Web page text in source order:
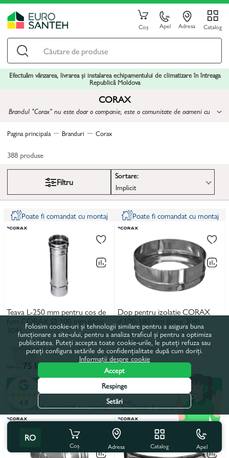
Coș Apel Adresa Catalog
Efectuăm vânzarea, livrarea și instalarea echipamentului de climatizare în întreaga
Republică Moldova
CORAX
Brandul "Corax" nu este doar o companie, este o comunitate de oameni cu
Pagina principala Branduri Corax
388 produse
Filtru
Sortare:
Implicit
Poate fi comandat cu montaj
Teava L-250 mm pentru cos de
fum CORAX Ø 100 mm (inox
304)
Grosime metal, mm 0,5
75 lei
Poate fi comandat cu montaj
Dop pentru izolatie CORAX
d.100-180 mm (inox 304)
Diametru extern, mm 180
Grosime metal, mm 0,5
90 lei 80 lei
Poate fi comandat cu montaj Poate fi comandat cu montaj
RO
Coș Adresa Catalog Apel
4.8
Folosim cookie-uri și tehnologii similare pentru a asigura buna
funcționare a site-ului, pentru a analiza traficul și pentru a optimiza
publicitatea. Puteți accepta toate cookie-urile, le puteți refuza sau
puteți configura setările de confidențialitate după cum doriți.
Informații despre cookie
Accept
Respinge
Setări